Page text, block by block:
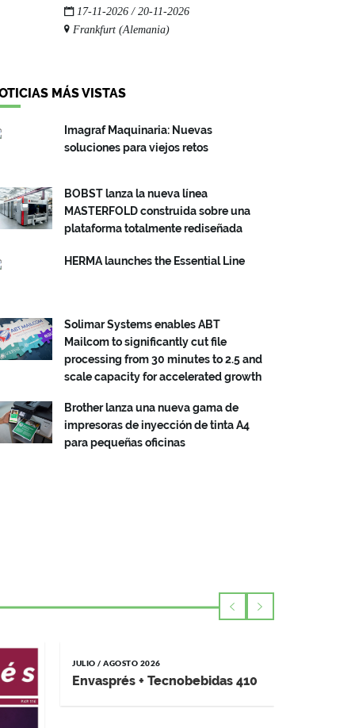
17-11-2026 / 20-11-2026
Frankfurt (Alemania)
MÁS VISTAS
Imagraf Maquinaria: Nuevas
soluciones para viejos retos
BOBST lanza la nueva línea
MASTERFOLD construida sobre una
plataforma totalmente rediseñada
HERMA launches the Essential Line
Solimar Systems enables ABT
Mailcom to significantly cut file
processing from 30 minutes to 2.5 and
scale capacity for accelerated growth
Brother lanza una nueva gama de
impresoras de inyección de tinta A4
para pequeñas oficinas
JULIO / AGOSTO 2026
Envasprés + Tecnobebidas 410